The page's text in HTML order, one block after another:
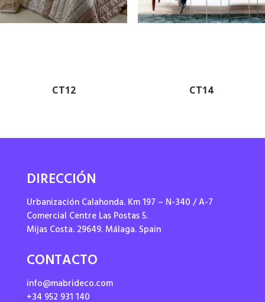
CT12 CT14
DIRECCIÓN
Urbanización Calahonda. Km 197 – N-340 / A-7
Comercial Centre Las Postas 5.
Mijas Costa. 29649. Málaga. Spain
CONTACTO
info@mabrideco.com
+34 952 931 140